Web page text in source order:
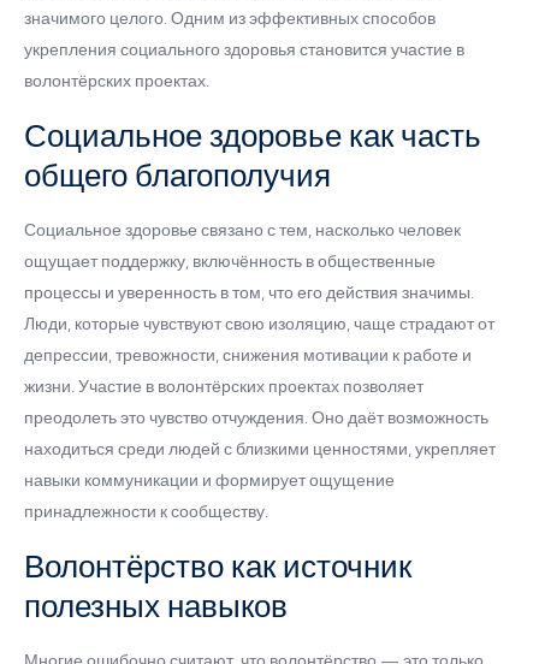
значимого целого. Одним из эффективных способов
укрепления социального здоровья становится участие в
волонтёрских проектах.
Социальное здоровье как часть
общего благополучия
Социальное здоровье связано с тем, насколько человек
ощущает поддержку, включённость в общественные
процессы и уверенность в том, что его действия значимы.
Люди, которые чувствуют свою изоляцию, чаще страдают от
депрессии, тревожности, снижения мотивации к работе и
жизни. Участие в волонтёрских проектах позволяет
преодолеть это чувство отчуждения. Оно даёт возможность
находиться среди людей с близкими ценностями, укрепляет
навыки коммуникации и формирует ощущение
принадлежности к сообществу.
Волонтёрство как источник
полезных навыков